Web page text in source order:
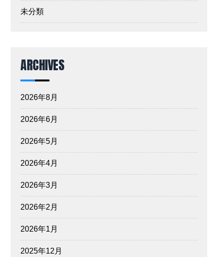
未分類
ARCHIVES
2026年8月
2026年6月
2026年5月
2026年4月
2026年3月
2026年2月
2026年1月
2025年12月